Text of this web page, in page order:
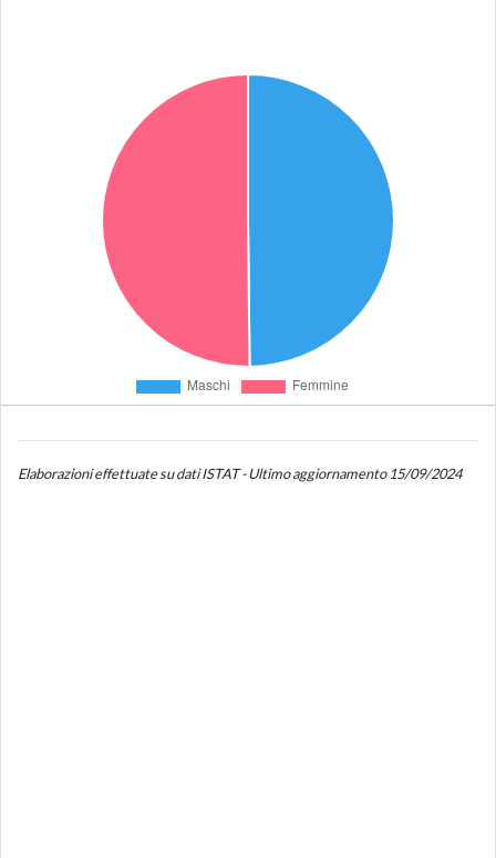
Elaborazioni effettuate su dati ISTAT - Ultimo aggiornamento 15/09/2024